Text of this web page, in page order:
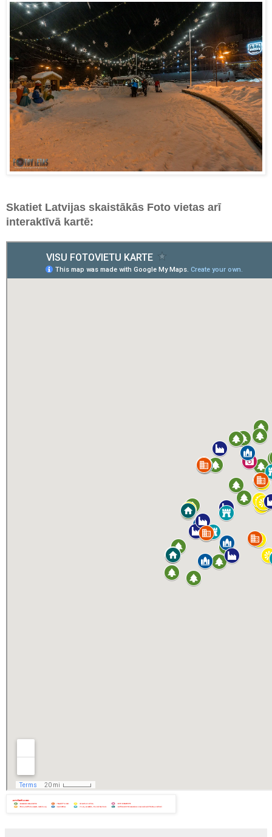
Skatiet Latvijas skaistākās Foto vietas arī
interaktīvā kartē: